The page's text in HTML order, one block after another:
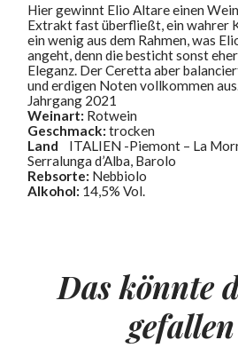
Hier gewinnt Elio Altare einen
Extrakt fast überfließt, ein
ein wenig aus dem Rahmen, was
angeht, denn die besticht sonst
Eleganz. Der Ceretta aber
und erdigen Noten vollkommen
Jahrgang 2021
Weinart: Rotwein
Geschmack: trocken
Land ITALIEN -Piemont – La
Serralunga d’Alba, Barolo
Rebsorte: Nebbiolo
Alkohol: 14,5% Vol.
Das könnte